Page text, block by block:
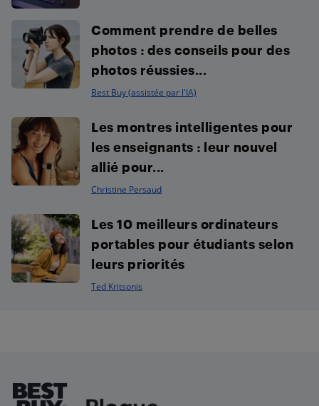
Comment prendre de belles
photos : des conseils pour des
photos réussies...
Best Buy (assistée par l'IA)
Les montres intelligentes pour
les enseignants : leur nouvel
allié pour...
Christine Persaud
Les 10 meilleurs ordinateurs
portables pour étudiants selon
leurs priorités
Ted Kritsonis